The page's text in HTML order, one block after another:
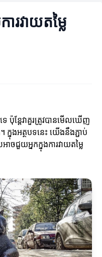
រវាយតម្លៃ
េ ប៉ុន្តែវាគួរត្រូវបានមើលឃើញ
ក្នុងអត្ថបទនេះ យើងនឹងភ្ជាប់
ាចជួយអ្នកក្នុងការវាយតម្លៃ